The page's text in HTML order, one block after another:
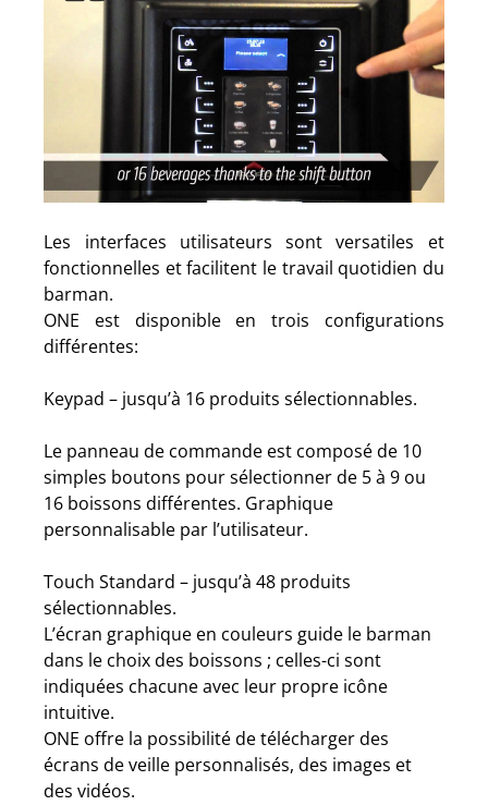
Les interfaces utilisateurs sont versatiles et
fonctionnelles et facilitent le travail quotidien du
barman.
ONE est disponible en trois configurations
différentes:
Keypad – jusqu’à 16 produits sélectionnables.
Le panneau de commande est composé de 10
simples boutons pour sélectionner de 5 à 9 ou
16 boissons différentes. Graphique
personnalisable par l’utilisateur.
Touch Standard – jusqu’à 48 produits
sélectionnables.
L’écran graphique en couleurs guide le barman
dans le choix des boissons ; celles-ci sont
indiquées chacune avec leur propre icône
intuitive.
ONE offre la possibilité de télécharger des
écrans de veille personnalisés, des images et
des vidéos.